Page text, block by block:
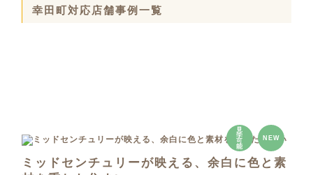
幸田町対応店舗事例一覧
見
学
可
能
NEW
ミッドセンチュリーが映える、余白に色と素